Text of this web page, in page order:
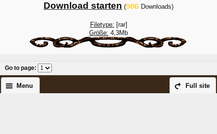
Download starten ( Downloads)
Filetype: [rar]
Größe: 4,3Mb
Go to page:
Full site
Menu